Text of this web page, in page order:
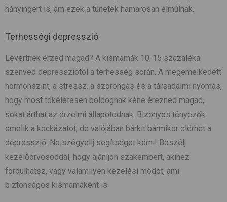
hányingert is, ám ezek a tünetek hamarosan elmúlnak.
Terhességi depresszió
Levertnek érzed magad? A kismamák 10-15 százaléka
szenved depressziótól a terhesség során. A megemelkedett
hormonszint, a stressz, a szorongás és a társadalmi nyomás,
hogy most tökéletesen boldognak kéne érezned magad,
sokat árthat az érzelmi állapotodnak. Bizonyos tényezők
emelik a kockázatot, de valójában bárkit bármikor elérhet a
depresszió. Ne szégyellj segítséget kérni! Beszélj
kezelőorvosoddal, hogy ajánljon szakembert, akihez
fordulhatsz, vagy valamilyen kezelési módot, ami
biztonságos kismamaként is.